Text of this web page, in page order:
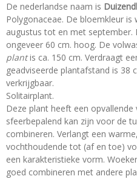
De nederlandse naam is
Polygonaceae. De bloemkleur is
augustus tot en met september.
ongeveer 60 cm. hoog. De
plantis ca. 150 cm. Verdraagt
geadviseerde plantafstand is 38
verkrijgbaar.
Solitairplant.
Deze plant heeft een
sfeerbepalend kan zijn voor de
combineren. Verlangt een
vochthoudende tot (af en toe)
een karakteristieke vorm.
goed combineren met andere